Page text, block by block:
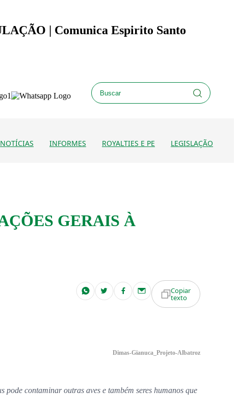
| Comunica Espirito Santo
NOTÍCIAS INFORMES ROYALTIES E PE LEGISLAÇÃO
GERAIS À
Copiar
texto
Dimas-Gianuca_Projeto-Albatroz
contaminar outras aves e também seres humanos que